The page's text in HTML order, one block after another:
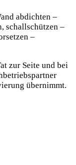
abdichten –
schallschützen –
–
zur Seite und bei
übernimmt.